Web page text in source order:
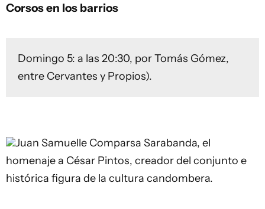
Corsos en los barrios
Domingo 5: a las 20:30, por Tomás Gómez,
entre Cervantes y Propios).
Juan Samuelle Comparsa Sarabanda, el
homenaje a César Pintos, creador del conjunto e
histórica figura de la cultura candombera.